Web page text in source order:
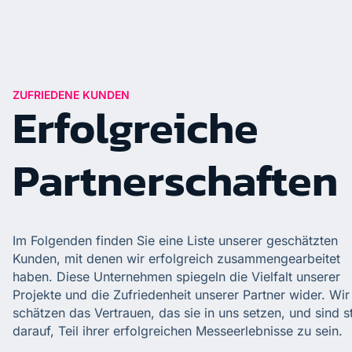
ZUFRIEDENE KUNDEN
Erfolgreiche
Partnerschaften
Im Folgenden finden Sie eine Liste unserer geschätzten
Kunden, mit denen wir erfolgreich zusammengearbeitet
haben. Diese Unternehmen spiegeln die Vielfalt unserer
Projekte und die Zufriedenheit unserer Partner wider. Wir
schätzen das Vertrauen, das sie in uns setzen, und sind
darauf, Teil ihrer erfolgreichen Messeerlebnisse zu sein.